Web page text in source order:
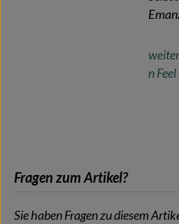
n Feel
Fragen zum Artikel?
Sie haben Fragen zu diesem